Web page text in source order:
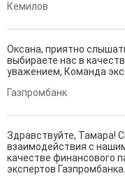
Кемилов
Оксана, приятно
выбираете нас в
уважением, Команда
Газпромбанк
Здравствуйте, Тамара!
взаимодействия с
качестве финансового
экспертов